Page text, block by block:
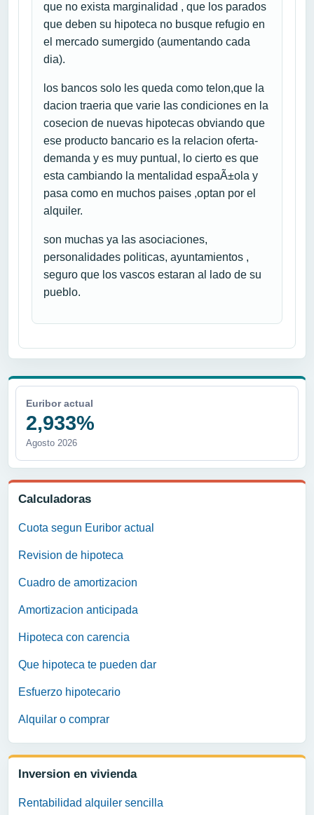
Euribor actual
2,933%
Agosto 2026
Calculadoras
Cuota segun Euribor actual
Revision de hipoteca
Cuadro de amortizacion
Amortizacion anticipada
Hipoteca con carencia
Que hipoteca te pueden dar
Esfuerzo hipotecario
Alquilar o comprar
Inversion en vivienda
Rentabilidad alquiler sencilla
que no exista marginalidad , que los parados
que deben su hipoteca no busque refugio en
el mercado sumergido (aumentando cada
dia).
los bancos solo les queda como telon,que la
dacion traeria que varie las condiciones en la
cosecion de nuevas hipotecas obviando que
ese producto bancario es la relacion oferta-
demanda y es muy puntual, lo cierto es que
esta cambiando la mentalidad espaÃ±ola y
pasa como en muchos paises ,optan por el
alquiler.
son muchas ya las asociaciones,
personalidades politicas, ayuntamientos ,
seguro que los vascos estaran al lado de su
pueblo.